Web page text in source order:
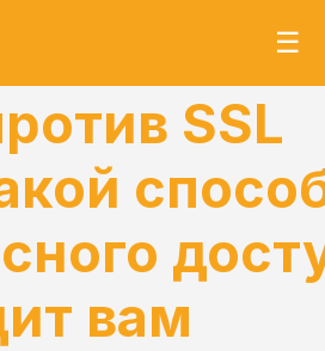
☰
SSL
вам